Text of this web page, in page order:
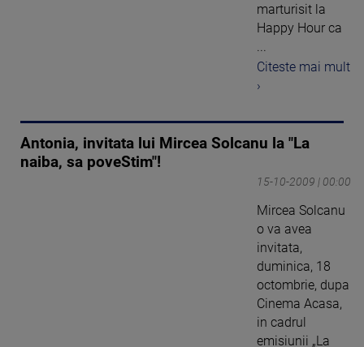
marturisit la
Happy Hour ca
...
Citeste mai mult
›
Antonia, invitata lui Mircea Solcanu la "La
naiba, sa poveStim"!
15-10-2009 | 00:00
Mircea Solcanu
o va avea
invitata,
duminica, 18
octombrie, dupa
Cinema Acasa,
in cadrul
emisiunii „La